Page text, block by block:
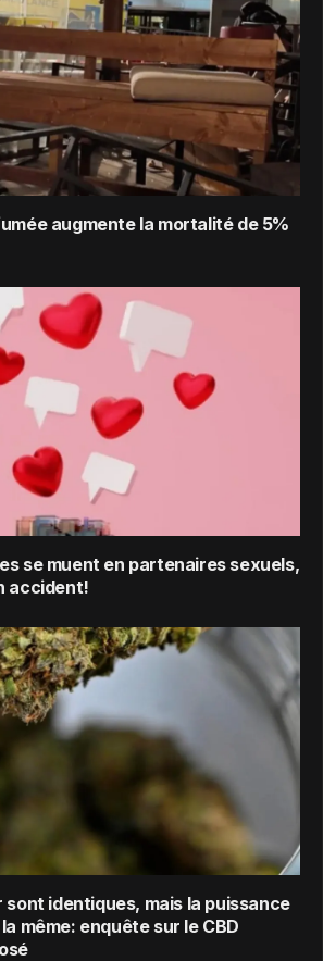
augmente la mortalité de 5%
se muent en partenaires sexuels,
accident!
sont identiques, mais la puissance
même: enquête sur le CBD